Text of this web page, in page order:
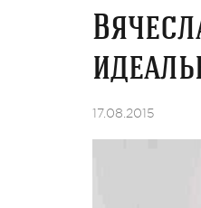
17.08.2015